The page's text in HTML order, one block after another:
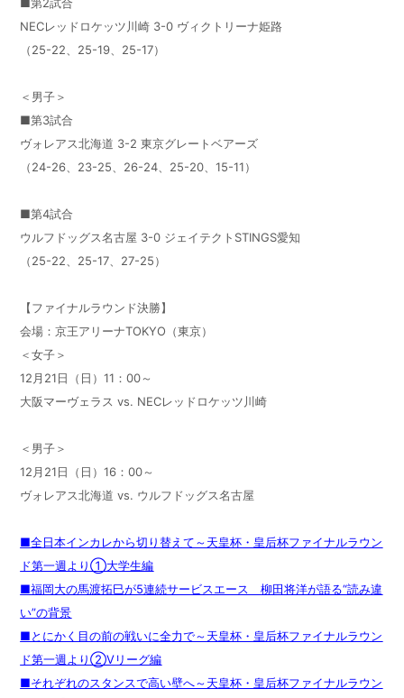
■第2試合
NECレッドロケッツ川崎 3-0 ヴィクトリーナ姫路
（25-22、25-19、25-17）
＜男子＞
■第3試合
ヴォレアス北海道 3-2 東京グレートベアーズ
（24-26、23-25、26-24、25-20、15-11）
■第4試合
ウルフドッグス名古屋 3-0 ジェイテクトSTINGS愛知
（25-22、25-17、27-25）
【ファイナルラウンド決勝】
会場：京王アリーナTOKYO（東京）
＜女子＞
12月21日（日）11：00～
大阪マーヴェラス vs. NECレッドロケッツ川崎
＜男子＞
12月21日（日）16：00～
ヴォレアス北海道 vs. ウルフドッグス名古屋
■全日本インカレから切り替えて～天皇杯・皇后杯ファイナルラウン
ド第一週より①大学生編
■福岡大の馬渡拓巳が5連続サービスエース 柳田将洋が語る“読み違
い”の背景
■とにかく目の前の戦いに全力で～天皇杯・皇后杯ファイナルラウン
ド第一週より②Vリーグ編
■それぞれのスタンスで高い壁へ～天皇杯・皇后杯ファイナルラウン